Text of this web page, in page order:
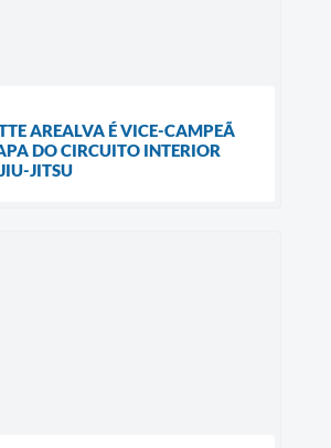
AREALVA É VICE-CAMPEÃ
DO CIRCUITO INTERIOR
JITSU